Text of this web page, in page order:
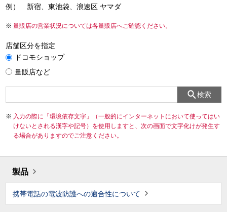
例） 新宿、東池袋、浪速区 ヤマダ
量販店の営業状況については各量販店へご確認ください。
店舗区分を指定
ドコモショップ
量販店など
検索
入力の際に「環境依存文字」（一般的にインターネットにおいて使ってはい
けないとされる漢字や記号）を使用しますと、次の画面で文字化けが発生す
る場合がありますのでご注意ください。
製品
携帯電話の電波防護への適合性について